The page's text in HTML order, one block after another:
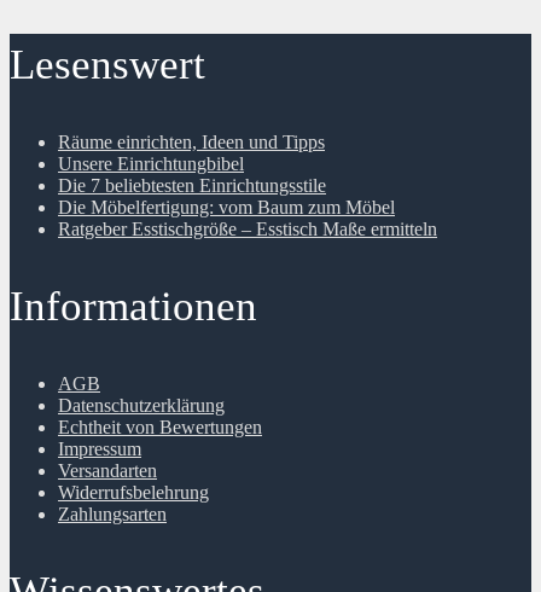
Lesenswert
Räume einrichten, Ideen und Tipps
Unsere Einrichtungbibel
Die 7 beliebtesten Einrichtungsstile
Die Möbelfertigung: vom Baum zum Möbel
Ratgeber Esstischgröße – Esstisch Maße ermitteln
Informationen
AGB
Datenschutzerklärung
Echtheit von Bewertungen
Impressum
Versandarten
Widerrufsbelehrung
Zahlungsarten